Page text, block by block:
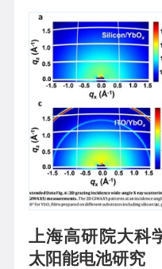
上海高研院大科
太阳能电池研究